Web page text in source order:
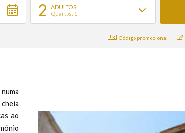
2 ADULTOS:
Quartos: 1
Código promocional:
ao